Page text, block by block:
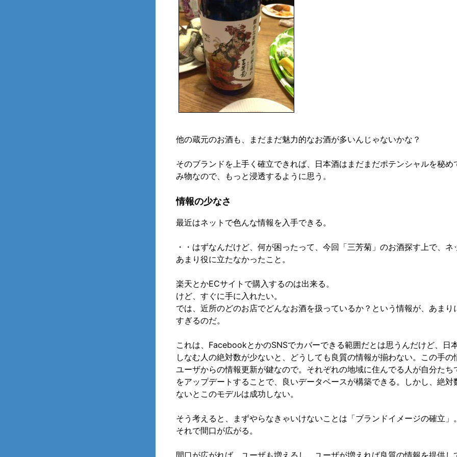
他の蔵元のお酒も、まだまだ魅力的なお酒が多いんじゃないかな？
そのブランドを上手く確立できれば、日本酒はまだまだポテンシャルを秘め
み物なので、もっと浸透するように思う。
情報の少なさ
最近はネットで色んな情報を入手できる。
・・はずなんだけど、何が困ったって、今回「三芳菊」のお酒探す上で、ネ
あまり役に立たなかったこと。
楽天とかECサイトで購入するのは出来る。
けど、すぐに手に入れたい。
では、近所のどのお店でどんなお酒を扱っているか？という情報が、あまり
すぎるのだ。
これは、FacebookとかのSNSでカバーできる範囲だとは思うんだけど、日
しなむ人の絶対数が少ないと、どうしても良質の情報が揃わない。この手の
ユーザからの情報更新が鍵なので。それぞれの地域に住んでる人が自分たち
をアップデートすることで、良いデータベースが構築できる。しかし、絶対
ないとこのモデルは成功しない。
そう考えると、まずやらなきゃいけないことは「ブランドイメージの確立」
それで間口が広がる。
間口が広がれば、ユーザも増えるし、ユーザが増えれば良質の情報を提供し